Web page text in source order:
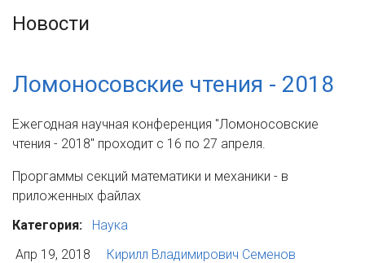
Новости
Ломоносовские чтения - 2018
Ежегодная научная конференция "Ломоносовские
чтения - 2018" проходит с 16 по 27 апреля.
Проргаммы секций математики и механики - в
приложенных файлах
Категория:
Наука
Апр 19, 2018
Кирилл Владимирович Семенов